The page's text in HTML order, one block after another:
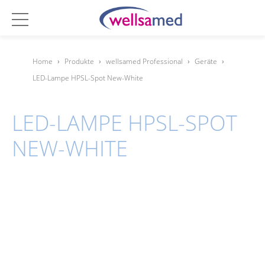
Home › Produkte › wellsamed Professional › Geräte ›
LED-Lampe HPSL-Spot New-White
LED-LAMPE HPSL-SPOT
NEW-WHITE